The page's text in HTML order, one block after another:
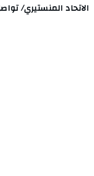
الاتحاد المنستيري/